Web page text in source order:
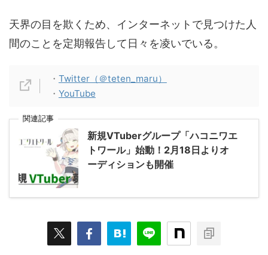
天界の目を欺くため、インターネットで見つけた人
間のことを定期報告して日々を凌いでいる。
・ Twitter（＠teten_maru）
・ YouTube
関連記事
新規VTuberグループ「ハコニワエ
トワール」始動！2月18日よりオ
ーディションも開催